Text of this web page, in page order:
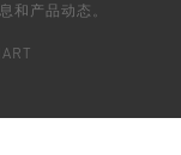
和产品动态。